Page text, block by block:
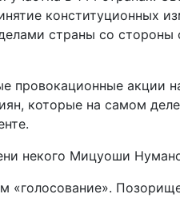
конституционных
страны со
провокационные акции
которые на самом
некого Мицуоши